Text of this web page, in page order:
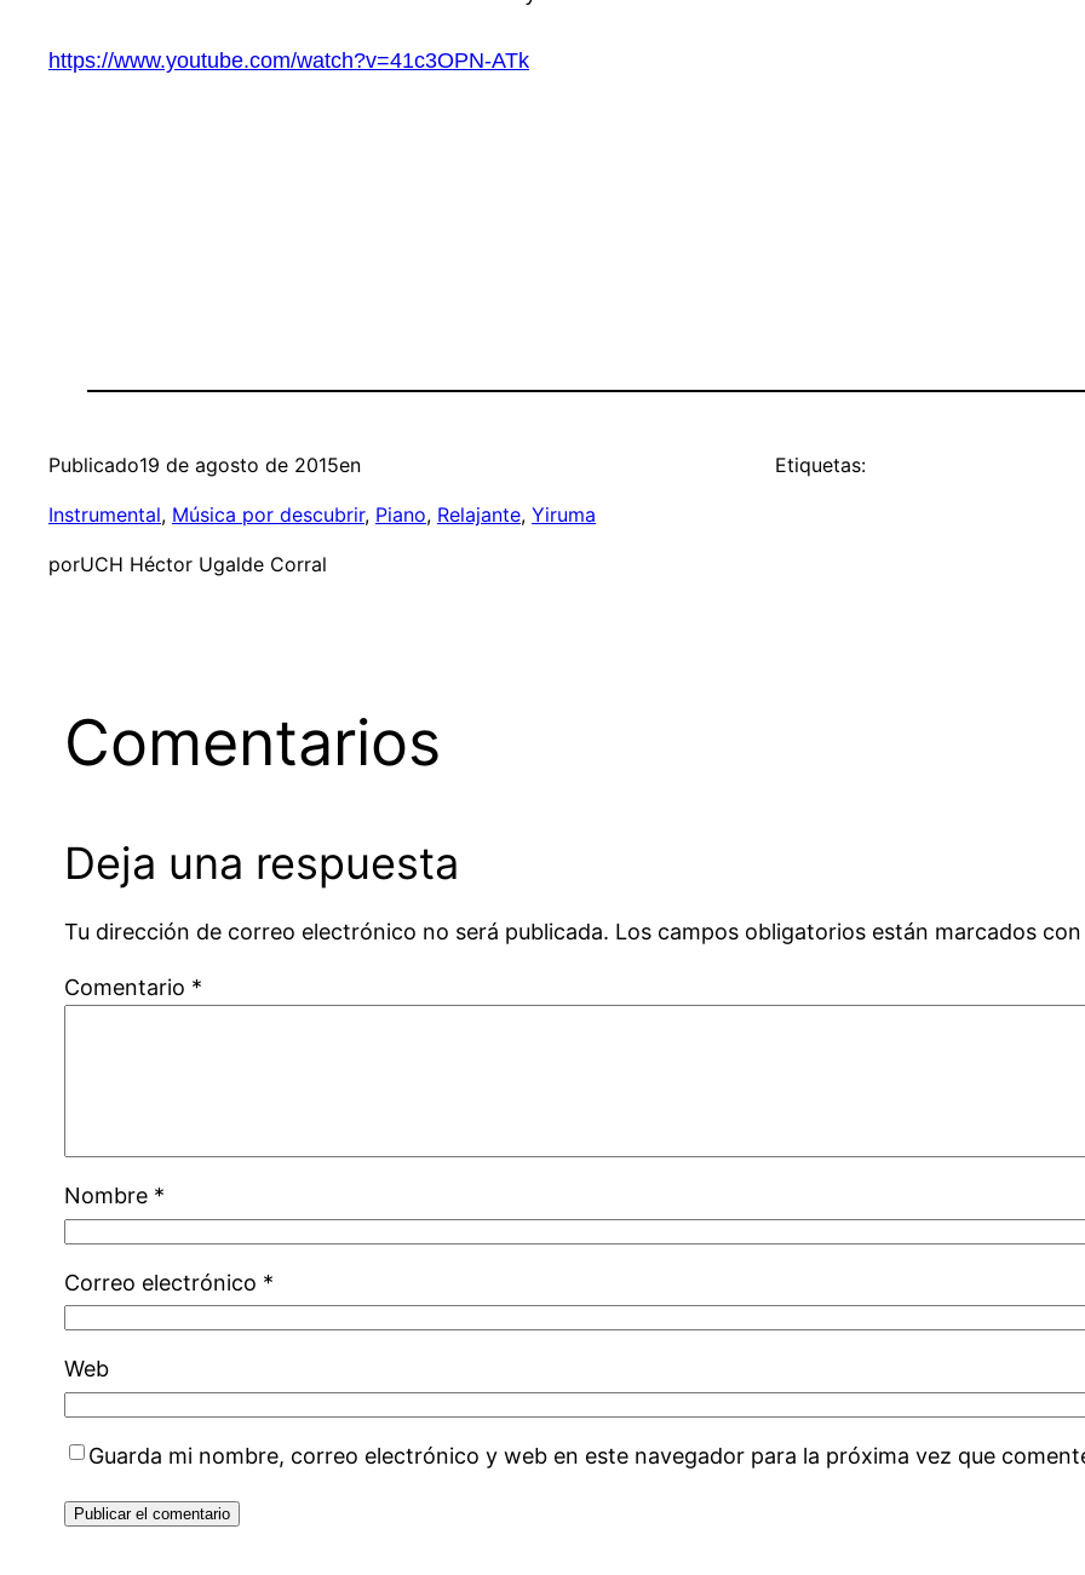
https://www.youtube.com/watch?v=41c3OPN-ATk
Publicado19 de agosto de 2015en
Instrumental, Música por descubrir, Piano, Relajante, Yiruma
porUCH Héctor Ugalde Corral
Etiquetas:
Comentarios
Deja una respuesta
Tu dirección de correo electrónico no será publicada. Los campos obligatorios están marcados
Comentario *
Nombre *
Correo electrónico *
Web
Guarda mi nombre, correo electrónico y web en este navegador para la próxima vez que